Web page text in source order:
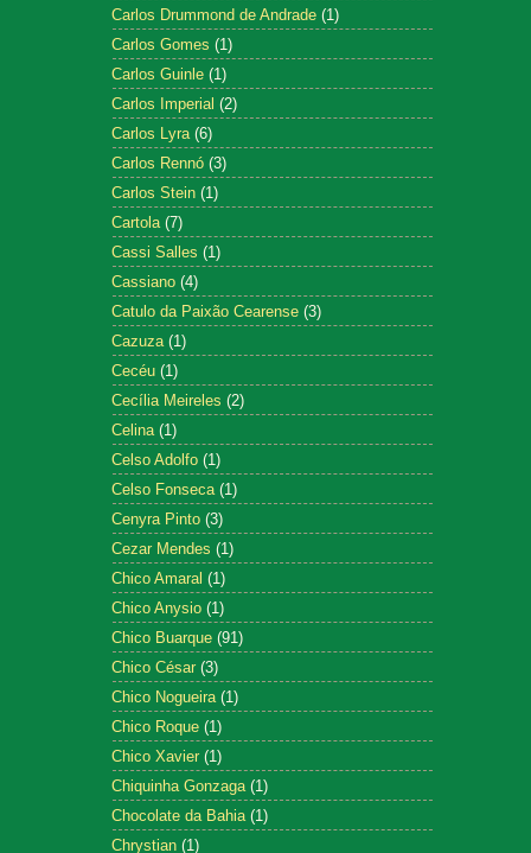
Carlos Drummond de Andrade (1)
Carlos Gomes (1)
Carlos Guinle (1)
Carlos Imperial (2)
Carlos Lyra (6)
Carlos Rennó (3)
Carlos Stein (1)
Cartola (7)
Cassi Salles (1)
Cassiano (4)
Catulo da Paixão Cearense (3)
Cazuza (1)
Cecéu (1)
Cecília Meireles (2)
Celina (1)
Celso Adolfo (1)
Celso Fonseca (1)
Cenyra Pinto (3)
Cezar Mendes (1)
Chico Amaral (1)
Chico Anysio (1)
Chico Buarque (91)
Chico César (3)
Chico Nogueira (1)
Chico Roque (1)
Chico Xavier (1)
Chiquinha Gonzaga (1)
Chocolate da Bahia (1)
Chrystian (1)